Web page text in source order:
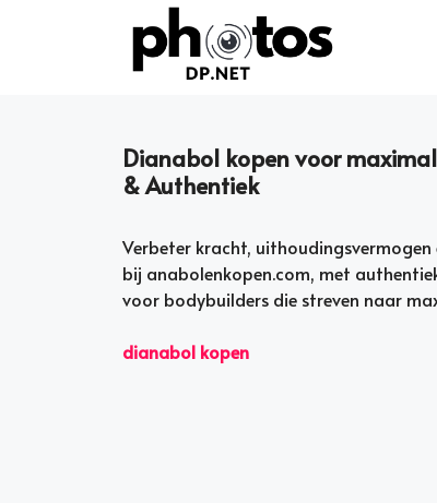
Dianabol kopen voor
& Authentiek
Verbeter kracht,
bij anabolenkopen.com, met
voor bodybuilders die streven naar
dianabol kopen